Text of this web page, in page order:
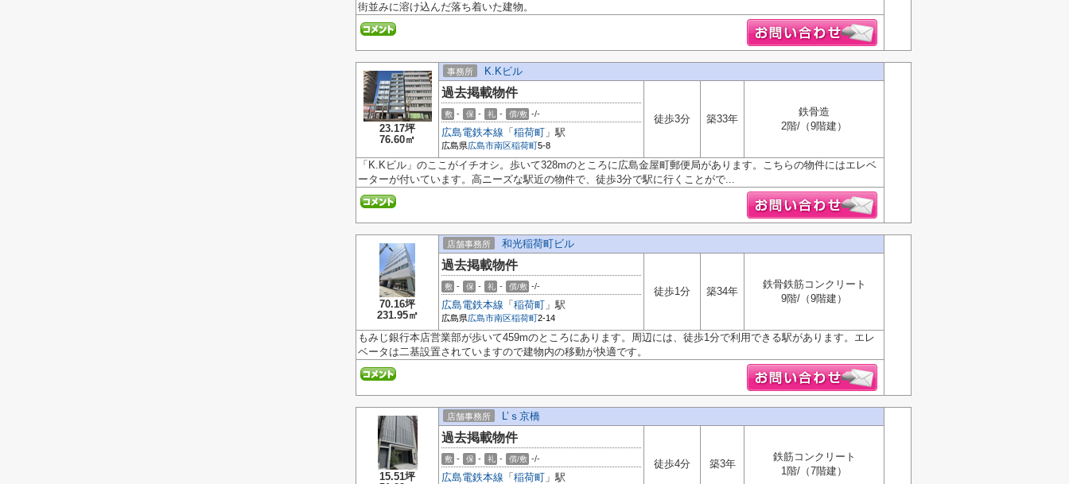
街並みに溶け込んだ落ち着いた建物。
23.17坪
76.60㎡
事務所 K.Kビル
過去掲載物件
敷 - 保 - 礼 - 償/敷 -/-
広島電鉄本線 「 稲荷町 」駅
広島県広島市南区稲荷町5-8
徒歩3分 築33年
鉄骨造
2階/（9階建）
「K.Kビル」のここがイチオシ。歩いて328mのところに広島金屋町郵便局があります。こちらの物件にはエレベ
ーターが付いています。高ニーズな駅近の物件で、徒歩3分で駅に行くことがで...
70.16坪
231.95㎡
店舗事務所 和光稲荷町ビル
過去掲載物件
敷 - 保 - 礼 - 償/敷 -/-
広島電鉄本線 「 稲荷町 」駅
広島県広島市南区稲荷町2-14
徒歩1分 築34年
鉄骨鉄筋コンクリート
9階/（9階建）
もみじ銀行本店営業部が歩いて459mのところにあります。周辺には、徒歩1分で利用できる駅があります。エレ
ベータは二基設置されていますので建物内の移動が快適です。
15.51坪
店舗事務所 L’ｓ京橋
過去掲載物件
敷 - 保 - 礼 - 償/敷 -/-
広島電鉄本線 「 稲荷町 」駅
徒歩4分 築3年
鉄筋コンクリート
1階/（7階建）